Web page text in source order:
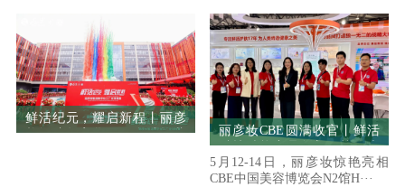
鲜活纪元，耀启新程丨丽彦
妆智造数字化工厂全球揭幕
丽彦妆CBE圆满收官丨鲜活
科技赋能产品创新，战略大
单品惊艳全场
5月12-14日，丽彦妆惊艳亮相
CBE中国美容博览会N2馆H···